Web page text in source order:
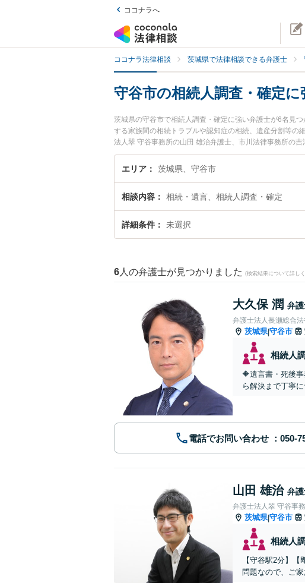
ココナラへ
ココナラ法律相談 茨城県で法律相談できる弁護士
守谷市の相続人調査・確定に
茨城県の守谷市で相続人調査・確定に強い弁護士が6名見
する家族間の相続トラブルや認知症の相続、遺産分割等の
法人翠 守谷事務所の山田 雄治弁護士、市川法律事務所の
人調査・確定のトラブルを今すぐに弁護士に相談したい』
相談できる守谷市内の弁護士に相談予約したい』などでお
エリア 茨城県、守谷市
相談内容 相続・遺言、相続人調査・確定
詳細条件 未選択
6 人の弁護士が見つかりました (検索結果について詳し
大久保 潤 弁
弁護士法人長瀬総合
茨城県|守谷市
相続人
🔶遺言書・死後
ら解決まで丁寧
電話でお問い合わせ
山田 雄治 弁
弁護士法人翠 守谷事
茨城県|守谷市
相続人
【守谷駅2分】
問題なので、ご